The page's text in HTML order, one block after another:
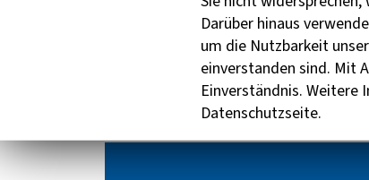
Darüber hinaus
um die Nutzbarkeit
einverstanden sind. Mit
Einverständnis. Weitere
Datenschutzseite.